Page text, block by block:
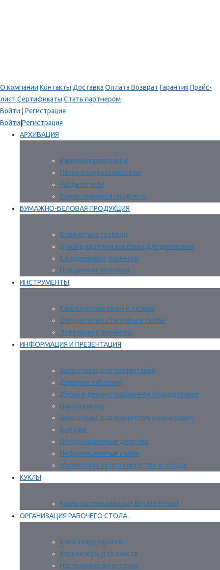
О компании Контакты Доставка Оплата Возврат Гарантия Прайс-
лист Сертификаты Стать партнером
Войти
Регистрация
Войти Регистрация
АРХИВАЦИЯ
Карманы прозрачные
Папки и скоросшиватели
Разделители
Самоклеящиеся продукты
БУМАЖНО-БЕЛОВАЯ ПРОДУКЦИЯ
Блокноты и тетради
Бумага, картон и альбомы для рисования
Ежедневники, планинги
Подарочная упаковка
ИНСТРУМЕНТЫ
Канцелярские ножи и лезвия
Специальные степлеры и скобы
Электроинструменты
ИНФОРМАЦИЯ И ПРЕЗЕНТАЦИЯ
Аксессуары для презентации
Дверные таблички
Доски и демонстрационное оборудование
Пиктограммы
Аксессуары для планшетов и мониторов
Бейджи
Информационные дисплеи
Информационные рамки
Маркировка на производстве и складе
КУКЛЫ
Куклы коллекционные Birgitte Frigast
ОРГАНИЗАЦИЯ РАБОЧЕГО СТОЛА
Клей канцелярский
Корректоры для текста
Настольные аксессуары